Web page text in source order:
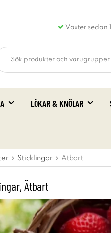
Växter sedan
LÖKAR & KNÖLAR
Sticklingar Ätbart
Ätbart